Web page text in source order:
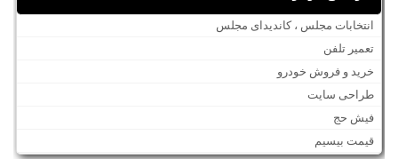
انتخابات مجلس ، کاندیدای مجلس
تعمیر تلفن
خرید و فروش خودرو
طراحی سایت
فیش حج
قیمت بیسیم